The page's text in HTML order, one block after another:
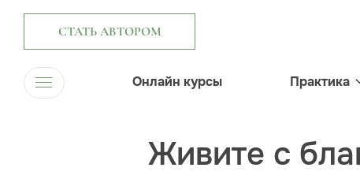
СТАТЬ АВТОРОМ
Онлайн курсы Практика
Живите с